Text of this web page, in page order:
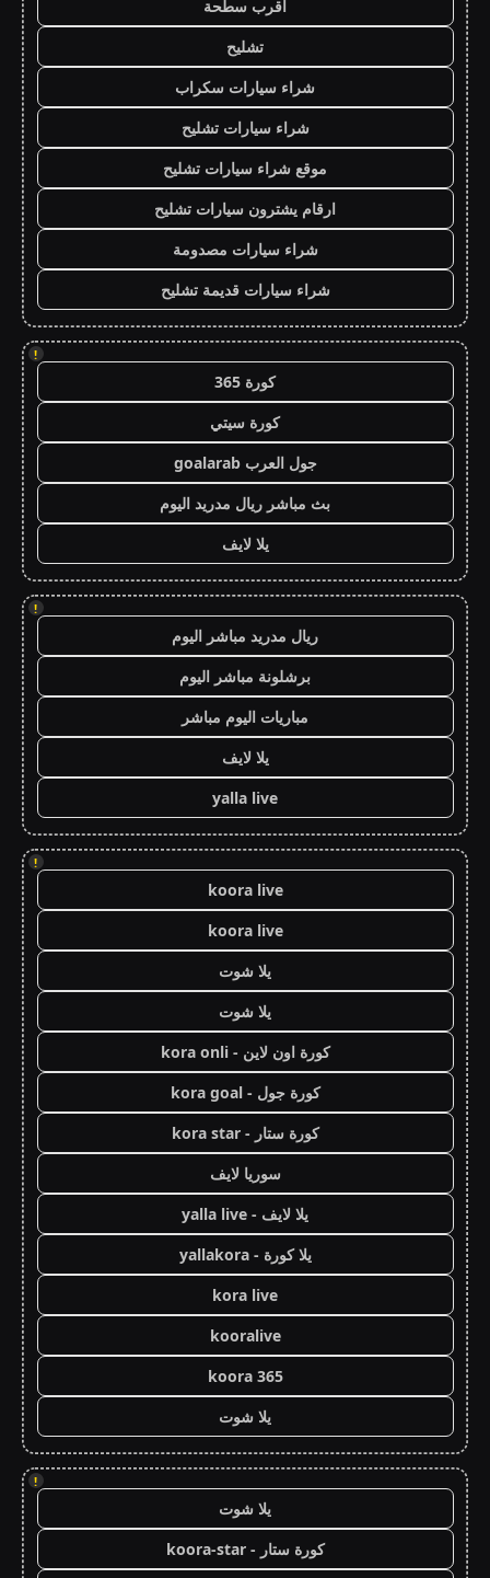
اقرب سطحة
تشليح
شراء سيارات سكراب
شراء سيارات تشليح
موقع شراء سيارات تشليح
ارقام يشترون سيارات تشليح
شراء سيارات مصدومة
شراء سيارات قديمة تشليح
!
كورة 365
كورة سيتي
جول العرب goalarab
بث مباشر ريال مدريد اليوم
يلا لايف
!
ريال مدريد مباشر اليوم
برشلونة مباشر اليوم
مباريات اليوم مباشر
يلا لايف
yalla live
!
koora live
koora live
يلا شوت
يلا شوت
كورة اون لاين - kora onli
كورة جول - kora goal
كورة ستار - kora star
سوريا لايف
يلا لايف - yalla live
يلا كورة - yallakora
kora live
kooralive
koora 365
يلا شوت
!
يلا شوت
كورة ستار - koora-star